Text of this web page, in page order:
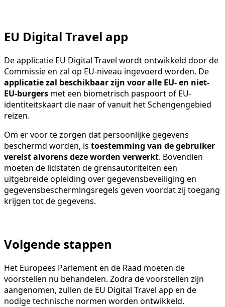
EU Digital Travel app
De applicatie EU Digital Travel wordt ontwikkeld door de
Commissie en zal op EU-niveau ingevoerd worden. De
applicatie zal beschikbaar zijn voor alle EU- en niet-
EU-burgers met een biometrisch paspoort of EU-
identiteitskaart die naar of vanuit het Schengengebied
reizen.
Om er voor te zorgen dat persoonlijke gegevens
beschermd worden, is toestemming van de gebruiker
vereist alvorens deze worden verwerkt. Bovendien
moeten de lidstaten de grensautoriteiten een
uitgebreide opleiding over gegevensbeveiliging en
gegevensbeschermingsregels geven voordat zij toegang
krijgen tot de gegevens.
Volgende stappen
Het Europees Parlement en de Raad moeten de
voorstellen nu behandelen. Zodra de voorstellen zijn
aangenomen, zullen de EU Digital Travel app en de
nodige technische normen worden ontwikkeld.